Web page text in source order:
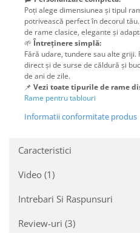
Poți alege dimensiunea și tipul
potrivească perfect în decorul
de rame clasice, elegante și
🌱Întreținere simplă:
Fără udare, tundere sau alte
direct și de surse de căldură și
de ani de zile.
📌 Vezi toate tipurile de rame
Rame pentru tablouri
Informatii conformitate produs
Caracteristici
Video (1)
Intrebari Si Raspunsuri
Review-uri (3)